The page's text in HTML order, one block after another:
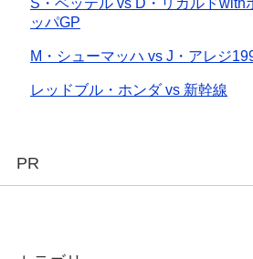
S・ベッテル vs D・リカルドwith
ッパGP
M・シューマッハ vs J・アレジ
レッドブル・ホンダ vs 新幹線
PR